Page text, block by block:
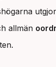
allmän